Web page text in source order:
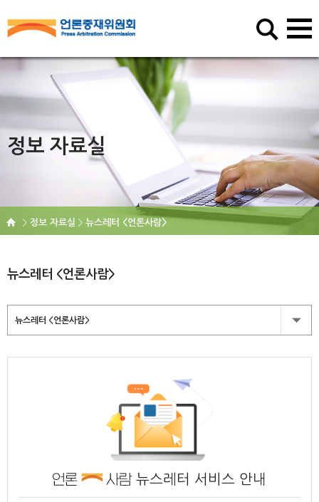
정보 자료실
정보 자료실 뉴스레터 <언론사람>
뉴스레터 <언론사람>
뉴스레터 <언론사람>
뉴스레터 서비스 안내